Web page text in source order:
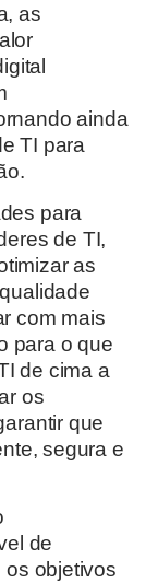
as
ainda
TI para
para
de TI,
as
com mais
para o que
de cima a
os
que
segura e
de
os objetivos